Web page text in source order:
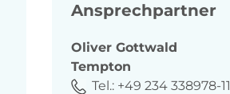
Ansprechpartner
Oliver Gottwald
Tempton
Tel.: +49 234 338978-11